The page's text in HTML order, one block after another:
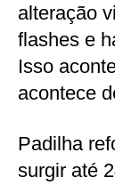
alteração
flashes e
Isso
acontece
Padilha
surgir até